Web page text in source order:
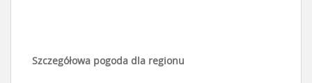
Szczegółowa pogoda dla regionu